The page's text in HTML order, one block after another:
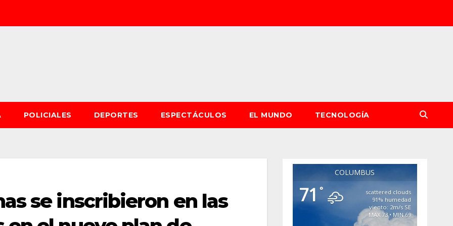
POLICIALES DEPORTES ESPECTÁCULOS EL MUNDO TECNOLOGÍA
se inscribieron en las
COLUMBUS
71 °
scattered clouds
91% humedad
viento: 2m/s SE
MAX 73 • MIN 69